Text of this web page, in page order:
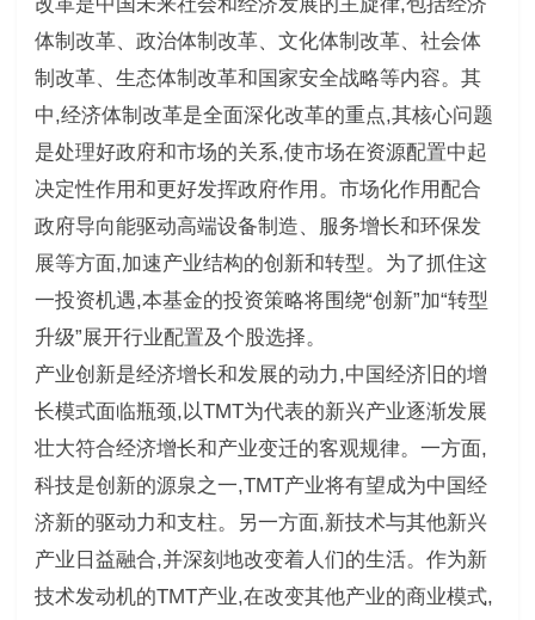
体制改革、政治体制改革、文化体制改革、社会体
制改革、生态体制改革和国家安全战略等内容。其
中,经济体制改革是全面深化改革的重点,其核心问题
是处理好政府和市场的关系,使市场在资源配置中起
决定性作用和更好发挥政府作用。市场化作用配合
政府导向能驱动高端设备制造、服务增长和环保发
展等方面,加速产业结构的创新和转型。为了抓住这
一投资机遇,本基金的投资策略将围绕“创新”加“转型
升级”展开行业配置及个股选择。
产业创新是经济增长和发展的动力,中国经济旧的增
长模式面临瓶颈,以TMT为代表的新兴产业逐渐发展
壮大符合经济增长和产业变迁的客观规律。一方面,
科技是创新的源泉之一,TMT产业将有望成为中国经
济新的驱动力和支柱。另一方面,新技术与其他新兴
产业日益融合,并深刻地改变着人们的生活。作为新
技术发动机的TMT产业,在改变其他产业的商业模式,